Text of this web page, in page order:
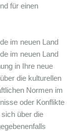
für einen
im neuen Land
im neuen Land
in Ihre neue
die kulturellen
Normen im
oder Konflikte
über die